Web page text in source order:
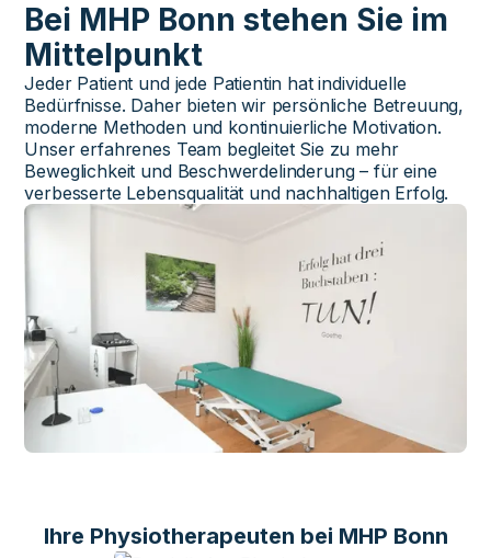
Bei MHP Bonn stehen Sie im
Mittelpunkt
Jeder Patient und jede Patientin hat individuelle
Bedürfnisse. Daher bieten wir persönliche Betreuung,
moderne Methoden und kontinuierliche Motivation.
Unser erfahrenes Team begleitet Sie zu mehr
Beweglichkeit und Beschwerdelinderung – für eine
verbesserte Lebensqualität und nachhaltigen Erfolg.
Ihre Physiotherapeuten bei MHP Bonn